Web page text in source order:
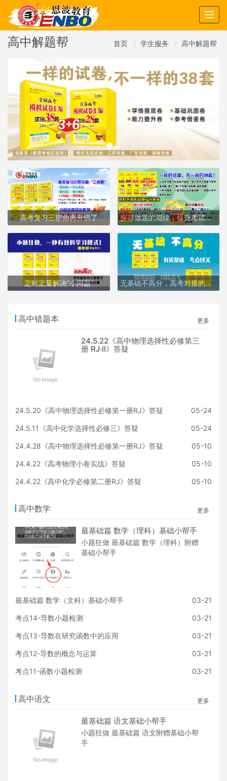
高中解题帮 首页 学生服务 高中解题帮
高考复习三部曲再升级了 探寻做题的规律，提升考试的能力
定时定量解决“小问题” 无基础不高分，高考对接的密码
高中错题本 更多
24.5.22《高中物理选择性必修第三
册 RJ·II》答疑
24.5.20《高中物理选择性必修第一册RJ》答疑 05-24
24.5.11《高中化学选择性必修三》答疑 05-24
24.4.28《高中物理选择性必修第一册RJ》答疑 05-10
24.4.22《高考物理小卷实战》答疑 05-10
24.4.22《高中化学必修第二册RJ》答疑 05-10
高中数学 更多
最基础篇 数学（理科）基础小帮手
小题狂做 最基础篇 数学（理科）附赠
基础小帮手
最基础篇 数学（文科）基础小帮手 03-21
考点14-导数小题检测 03-21
考点13-导数在研究函数中的应用 03-21
考点12-导数的概念与运算 03-21
考点11-函数小题检测 03-21
高中语文 更多
最基础篇 语文基础小帮手
小题狂做 最基础篇 语文附赠基础小帮
手